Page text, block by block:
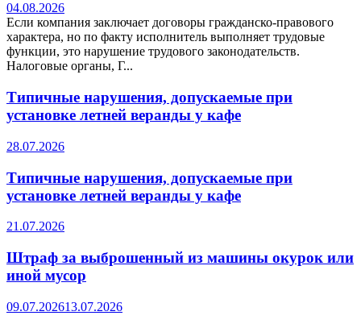
04.08.2026
Если компания заключает договоры гражданско-правового
характера, но по факту исполнитель выполняет трудовые
функции, это нарушение трудового законодательств.
Налоговые органы, Г...
Типичные нарушения, допускаемые при
установке летней веранды у кафе
28.07.2026
Типичные нарушения, допускаемые при
установке летней веранды у кафе
21.07.2026
Штраф за выброшенный из машины окурок или
иной мусор
09.07.202613.07.2026